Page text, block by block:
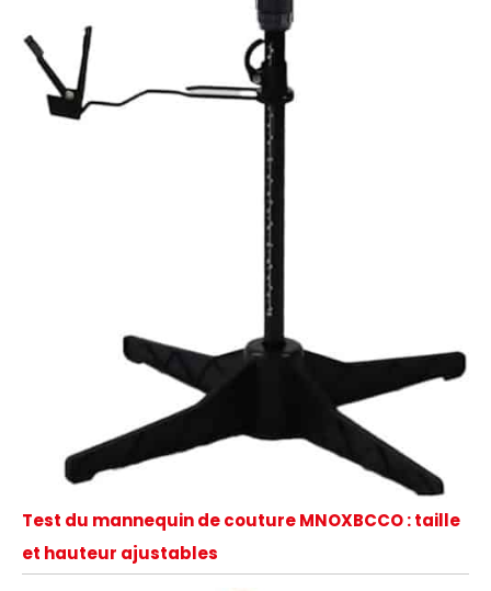
Test du mannequin de couture MNOXBCCO : taille
et hauteur ajustables